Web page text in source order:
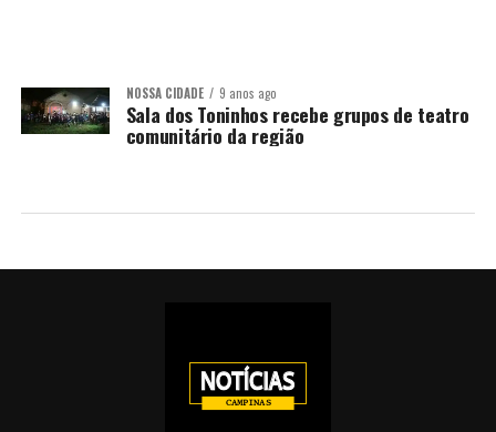
NOSSA CIDADE 9 anos ago
Sala dos Toninhos recebe grupos de teatro
comunitário da região